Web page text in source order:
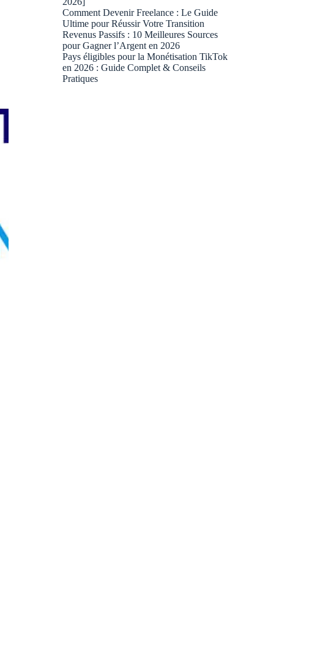
Comment Devenir Freelance : Le Guide
Ultime pour Réussir Votre Transition
Revenus Passifs : 10 Meilleures Sources
pour Gagner l’Argent en 2026
Pays éligibles pour la Monétisation TikTok
en 2026 : Guide Complet & Conseils
Pratiques